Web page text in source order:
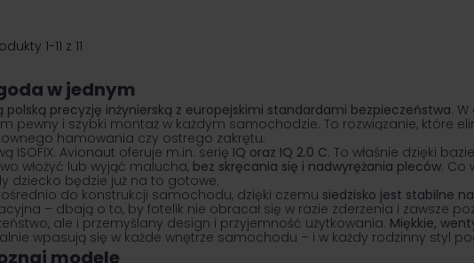
1-11 z 11
w jednym
polską precyzję inżynierską z europejskimi standardami bezpieczeństwa.
pewny i szybki montaż w każdym samochodzie. To rozwiązanie, które
hamowania czy ostrego zakrętu.
ISOFIX. Avionaut oferuje m.in. serię IQ oraz IQ 2.0 C. To właśnie dzięki
włożyć lub wyjąć malucha, bez skręcania się i nadwyrężania pleców. Co
dziecko będzie już na to gotowe.
do konstrukcji samochodu, dzięki czemu siedzisko jest stabilne
– dbają o to, by fotelik nie obracał się w razie zderzenia i zawsze
ale i przemyślany design i przyjemność użytkowania. Miękkie,
wpasują się w każde wnętrze samochodu – i w każdy rodzinny styl
modele